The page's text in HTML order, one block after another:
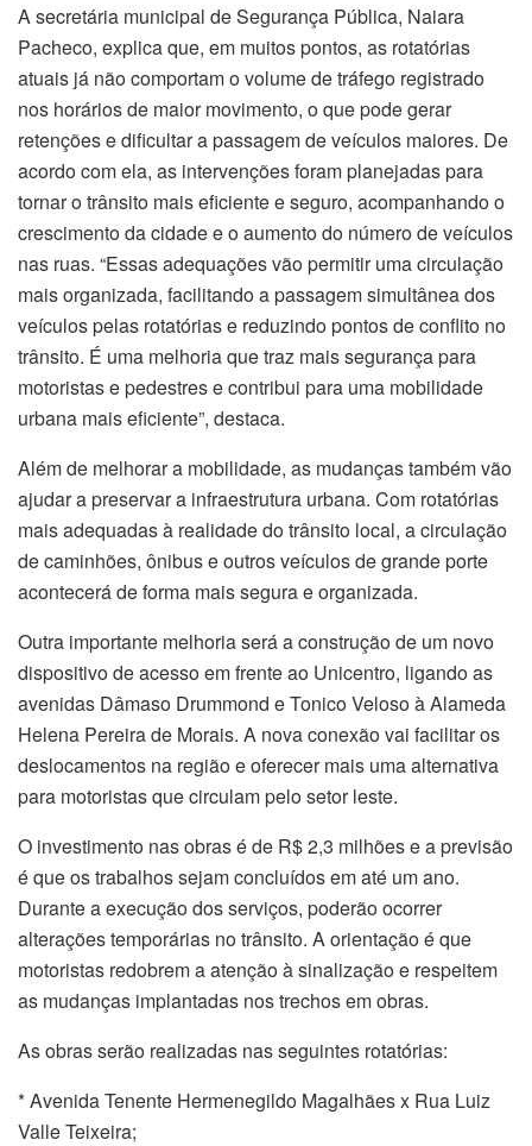
A secretária municipal de Segurança Pública, Naiara
Pacheco, explica que, em muitos pontos, as rotatórias
atuais já não comportam o volume de tráfego registrado
nos horários de maior movimento, o que pode gerar
retenções e dificultar a passagem de veículos maiores. De
acordo com ela, as intervenções foram planejadas para
tornar o trânsito mais eficiente e seguro, acompanhando o
crescimento da cidade e o aumento do número de veículos
nas ruas. “Essas adequações vão permitir uma circulação
mais organizada, facilitando a passagem simultânea dos
veículos pelas rotatórias e reduzindo pontos de conflito no
trânsito. É uma melhoria que traz mais segurança para
motoristas e pedestres e contribui para uma mobilidade
urbana mais eficiente”, destaca.
Além de melhorar a mobilidade, as mudanças também vão
ajudar a preservar a infraestrutura urbana. Com rotatórias
mais adequadas à realidade do trânsito local, a circulação
de caminhões, ônibus e outros veículos de grande porte
acontecerá de forma mais segura e organizada.
Outra importante melhoria será a construção de um novo
dispositivo de acesso em frente ao Unicentro, ligando as
avenidas Dâmaso Drummond e Tonico Veloso à Alameda
Helena Pereira de Morais. A nova conexão vai facilitar os
deslocamentos na região e oferecer mais uma alternativa
para motoristas que circulam pelo setor leste.
O investimento nas obras é de R$ 2,3 milhões e a previsão
é que os trabalhos sejam concluídos em até um ano.
Durante a execução dos serviços, poderão ocorrer
alterações temporárias no trânsito. A orientação é que
motoristas redobrem a atenção à sinalização e respeitem
as mudanças implantadas nos trechos em obras.
As obras serão realizadas nas seguintes rotatórias:
* Avenida Tenente Hermenegildo Magalhães x Rua Luiz
Valle Teixeira;